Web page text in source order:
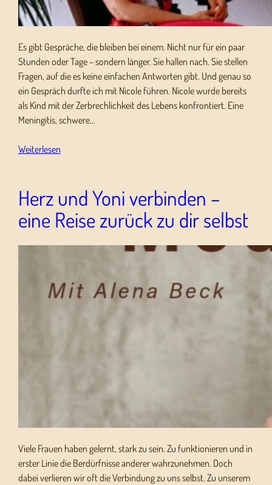
Es gibt Gespräche, die bleiben bei einem. Nicht nur für ein paar
Stunden oder Tage – sondern länger. Sie hallen nach. Sie stellen
Fragen, auf die es keine einfachen Antworten gibt. Und genau so
ein Gespräch durfte ich mit Nicole führen. Nicole wurde bereits
als Kind mit der Zerbrechlichkeit des Lebens konfrontiert. Eine
Meningitis, schwere…
Weiterlesen
Herz und Yoni verbinden –
eine Reise zurück zu dir selbst
Viele Frauen haben gelernt, stark zu sein. Zu funktionieren und in
erster Linie die Berdürfnisse anderer wahrzunehmen. Doch
dabei verlieren wir oft die Verbindung zu uns selbst. Zu unserem